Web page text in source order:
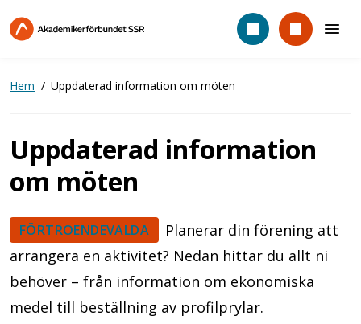
till
Hem Uppdaterad information om möten
Uppdaterad information
om möten
FÖRTROENDEVALDA
Planerar din förening att
arrangera en aktivitet? Nedan hittar du allt ni
behöver – från information om ekonomiska
medel till beställning av profilprylar.